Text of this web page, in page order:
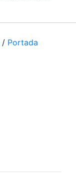
/ Portada